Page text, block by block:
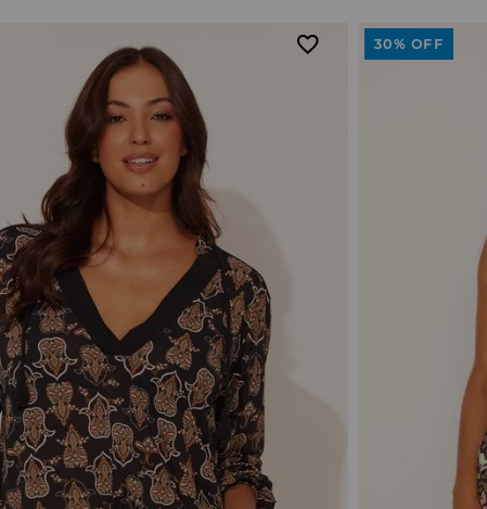
30% OFF